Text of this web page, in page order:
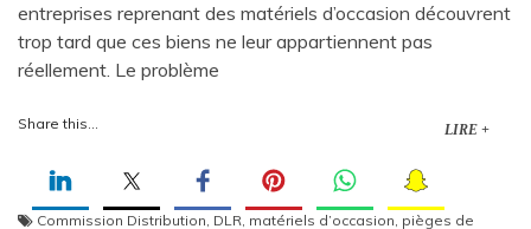
entreprises reprenant des matériels d’occasion découvrent
trop tard que ces biens ne leur appartiennent pas
réellement. Le problème
Share this... LIRE +
Commission Distribution, DLR, matériels d’occasion, pièges de